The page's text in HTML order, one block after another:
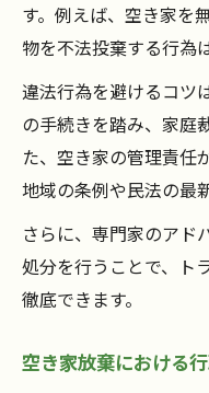
す。例えば、空き家を
物を不法投棄する行為
違法行為を避けるコツ
の手続きを踏み、家庭
た、空き家の管理責任
地域の条例や民法の最
さらに、専門家のアド
処分を行うことで、ト
徹底できます。
空き家放棄における